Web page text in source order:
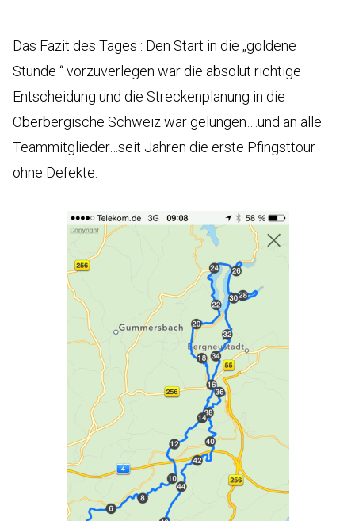
Das Fazit des Tages : Den Start in die „goldene
Stunde “ vorzuverlegen war die absolut richtige
Entscheidung und die Streckenplanung in die
Oberbergische Schweiz war gelungen….und an alle
Teammitglieder…seit Jahren die erste Pfingsttour
ohne Defekte.